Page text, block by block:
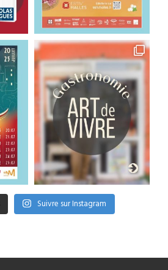
Suivre sur Instagram